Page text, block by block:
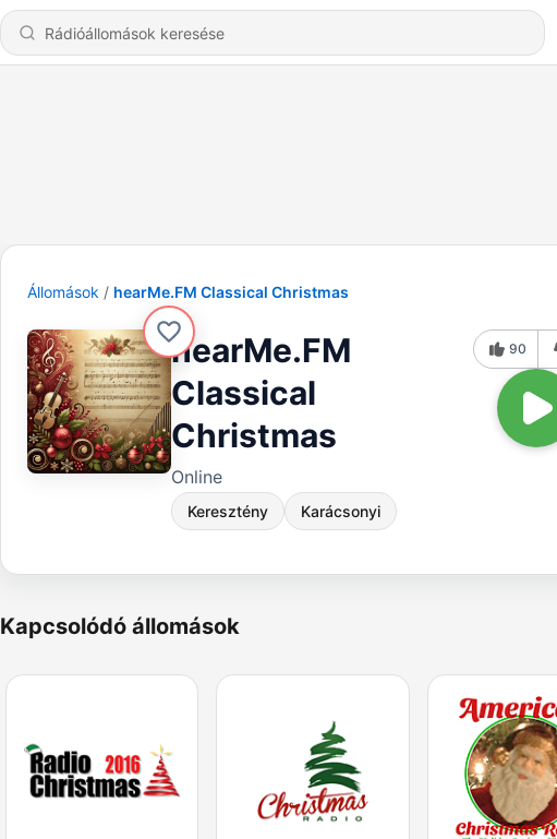
Állomások hearMe.FM Classical Christmas
hearMe.FM
Classical
Christmas
Online
Keresztény Karácsonyi
90
Kapcsolódó állomások